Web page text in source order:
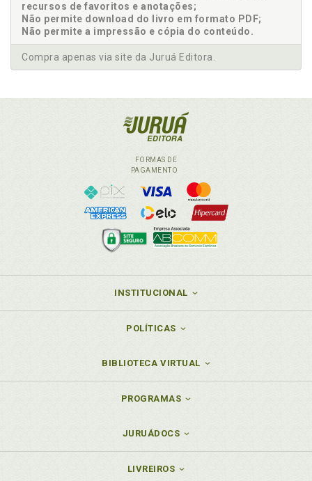
recursos de favoritos e anotações;
Não permite download do livro em formato PDF;
Não permite a impressão e cópia do conteúdo.
Compra apenas via site da Juruá Editora.
FORMAS DE
PAGAMENTO
INSTITUCIONAL
POLÍTICAS
BIBLIOTECA VIRTUAL
PROGRAMAS
JURUÁDOCS
LIVREIROS